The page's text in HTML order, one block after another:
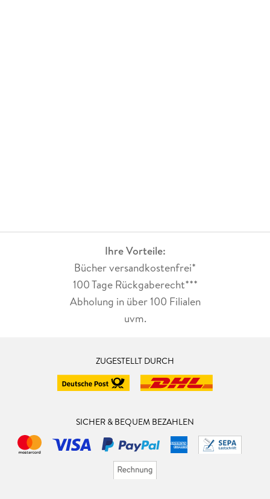
Ihre Vorteile:
Bücher versandkostenfrei*
100 Tage Rückgaberecht***
Abholung in über 100 Filialen
uvm.
ZUGESTELLT DURCH
SICHER & BEQUEM BEZAHLEN